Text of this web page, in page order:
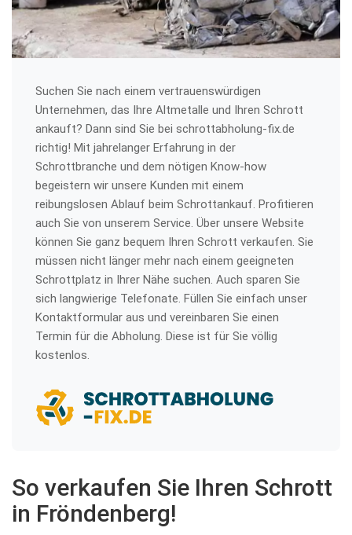
Suchen Sie nach einem vertrauenswürdigen
Unternehmen, das Ihre Altmetalle und Ihren Schrott
ankauft? Dann sind Sie bei schrottabholung-fix.de
richtig! Mit jahrelanger Erfahrung in der
Schrottbranche und dem nötigen Know-how
begeistern wir unsere Kunden mit einem
reibungslosen Ablauf beim Schrottankauf. Profitieren
auch Sie von unserem Service. Über unsere Website
können Sie ganz bequem Ihren Schrott verkaufen. Sie
müssen nicht länger mehr nach einem geeigneten
Schrottplatz in Ihrer Nähe suchen. Auch sparen Sie
sich langwierige Telefonate. Füllen Sie einfach unser
Kontaktformular aus und vereinbaren Sie einen
Termin für die Abholung. Diese ist für Sie völlig
kostenlos.
So verkaufen Sie Ihren Schrott
in Fröndenberg!